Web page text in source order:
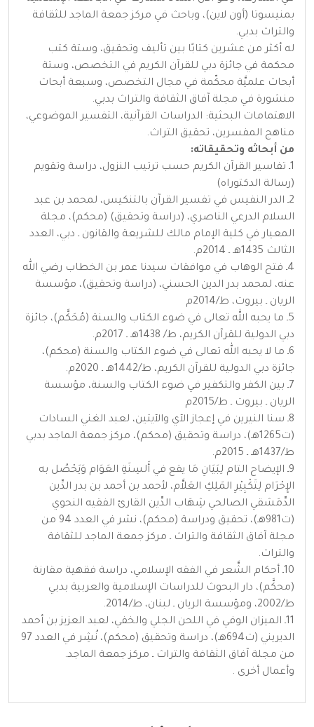
بمنيسوتا (أون لاين)، وباحث في مركز جمعة الماجد للثقافة
والتراث بدبي.
له أكثر من عشرين كتابًا بين تأليف وتحقيق، وستة كتب
محكمة في جائزة دبي للقرآن الكريم في التخصص، وستة
أبحاث علميَّة محكّمة في مجال التخصص، وسبعة أبحاث
منشورة في مجلة آفاق الثقافة والتراث بدبي.
الاهتمامات البحثية: الدراسات القرآنية، التفسير الموضوعي،
مناهج المفسرين، تحقيق التراث.
من أبحاثه وتحقيقاته:
1ـ تفاسير القرآن الكريم حسب ترتيب النزول، دراسة وتقويم
(رسالة الدكتوراه)
2ـ الدر النفيس في تفسير القرآن بالتنكيس، لمحمد بن عبد
السلام الدرعي الناصري، (دراسة وتحقيق) (محكم)، مجلة
المعيار في كلية الإمام مالك للشريعة والقانون ـ دبي، العدد
الثالث 1435هـ ـ 2014م.
4ـ فتح الوهاب في موافقات سيدنا عمر بن الخطاب رضي الله
عنه، لمحمد بدر الدين الحسني، (دراسة وتحقيق)، مؤسسة
الريان ـ بيروت، ط/2014م
5ـ ما يحبه الله تعالى في ضوء الكتاب والسنة (مُحَكَّم)، جائزة
دبي الدولية للقرآن الكريم، ط/ 1438هـ ـ 2017م.
6ـ ما لا يحبه الله تعالى في ضوء الكتاب والسنة (محكم)،
جائزة دبي الدولية للقرآن الكريم، ط/1442هـ ـ 2020م.
7ـ بين الكفر والتكفير في ضوء الكتاب والسنة، مؤسسة
الريان ـ بيروت ـ ط/2015م
8ـ سنا النيرين في إعجاز الآي والآيتين، لعبد الغني السادات
(ت1265هـ)، دراسة وتحقيق (محكم)، مركز جمعة الماجد بدبي
ط/1437هـ ـ 2015م.
9ـ الإيضاح التام لِبَيَانِ مَا يقع في أَلسِنَةِ العَوَام وَيَحْصُل به
الإِحْرَام لِتَكْبِيْرِ المَلِكِ العَلاَّم، لأحمد بن أحمد بن بدر الدِّين
الدِّمَشقي الصالحي شِهَاب الدِّين القارئ الفقيه النحوي
(ت981هـ)، تحقيق ودراسة (محكم)، نشر في العدد 94 من
مجلة آفاق الثقافة والتراث ـ مركز جمعة الماجد للثقافة
والتراث.
10ـ أحكام الشَّعر في الفقه الإسلامي، دراسة فقهية مقارنة
(محكَّم)، دار البحوث للدراسات الإسلامية والعربية بدبي
ط/2002، ومؤسسة الريان ـ لبنان، ط/2014.
11ـ الميزان الوفي في اللحن الجلي والخفي، لعبد العزيز بن أحمد
الديريني (ت694هـ)، دراسة وتحقيق (محكم)، نُشِر في العدد 97
من مجلة آفاق الثقافة والتراث ـ مركز جمعة الماجد.
وأعمال أخرى .